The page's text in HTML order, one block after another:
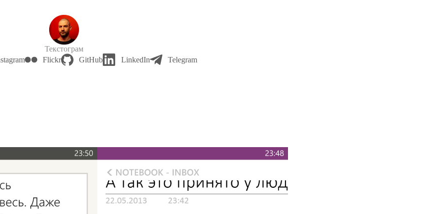
Текстограм
Flickr GitHub LinkedIn Telegram